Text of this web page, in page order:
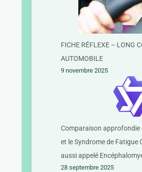
FICHE RÉFLEXE – LONG
AUTOMOBILE
9 novembre 2025
Comparaison approfondie
et le Syndrome de Fatigue
aussi appelé
28 septembre 2025